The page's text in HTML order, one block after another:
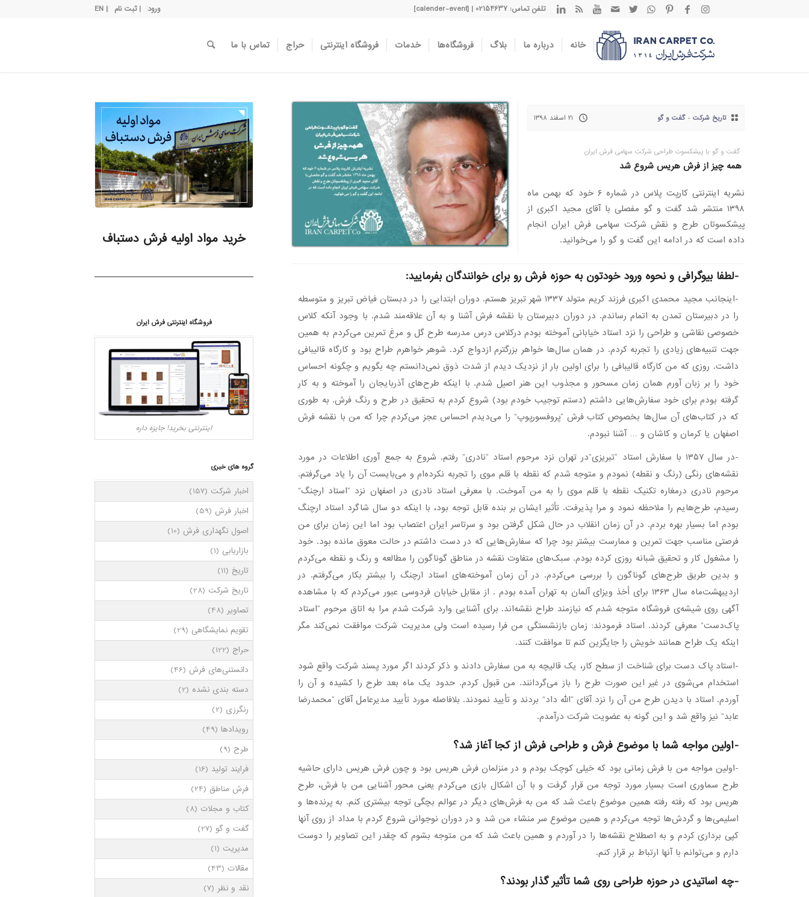
ورود | ثبت نام | EN تلفن تماس: 02154637 | [calender-event]
خانه درباره ما بلاگ فروشگاه‌ها خدمات فروشگاه اینترنتی حراج تماس با ما
تاریخ شرکت -گفت و گو ۲۱ اسفند ۱۳۹۸
گفت و گو با پیشکسوت طراحی شرکت سهامی فرش ایران
همه چیز از فرش هریس شروع شد
نشریه اینترنتی کارپت پلاس در شماره ۶ خود که بهمن ماه
۱۳۹۸ منتشر شد گفت و گو مفصلی با آقای مجید اکبری از
پیشکسوتان طرح و نقش شرکت سهامی فرش ایران انجام
داده است که در ادامه این گفت و گو را می‌خوانید.
-لطفا بیوگرافی و نحوه ورود خودتون به حوزه فرش رو برای خوانندگان بفرمایید:
-اینجانب مجید محمدی اکبری فرزند کریم متولد ۱۳۳۷ شهر تبریز هستم. دوران ابتدایی را در دبستان فیاض تبریز و متوسطه
را در دبیرستان تمدن به اتمام رساندم. در دوران دبیرستان با نقشه فرش آشنا و به آن علاقه‌مند شدم. با وجود آنکه کلاس
خصوصی نقاشی و طراحی را نزد استاد خیابانی آموخته بودم درکلاس درس مدرسه طرح گل و مرغ تمرین می‌کردم به همین
جهت تنبیه‌های زیادی را تجربه کردم. در همان سال‌ها خواهر بزرگترم ازدواج کرد. شوهر خواهرم طراح بود و کارگاه قالیبافی
داشت. روزی که من کارگاه قالیبافی را برای اولین بار از نزدیک دیدم از شدت ذوق نمی‌دانستم چه بگویم و چگونه احساس
خود را بر زبان آورم همان زمان مسحور و مجذوب این هنر اصیل شدم. با اینکه طرح‌های آذربایجان را آموخته و به کار
گرفته بودم برای خود سفارش‌هایی داشتم (دستم توجیب خودم بود) شروع کردم به تحقیق در طرح و رنگ فرش. به طوری
که در کتاب‌های آن سال‌ها بخصوص کتاب فرش “پروفسورپوپ” را می‌دیدم احساس عجز می‌کردم چرا که من با نقشه فرش
اصفهان یا کرمان و کاشان و … آشنا نبودم.
-در سال ۱۳۵۷ با سفارش استاد “تبریزی”در تهران نزد مرحوم استاد “نادری” رفتم. شروع به جمع آوری اطلاعات در مورد
نقشه‌های رنگی (رنگ و نقطه) نمودم و متوجه شدم که نقطه با قلم موی را تجربه نکرده‌ام و می‌بایست آن را یاد می‌گرفتم.
مرحوم نادری درمغاره تکنیک نقطه با قلم موی را به من آموخت. با معرفی استاد نادری در اصفهان نزد “استاد ارچنگ”
رسیدم، طرح‌هایم را ملاحظه نمود و مرا پذیرفت. تأثیر ایشان بر بنده قابل توجه بود، با اینکه دو سال شاگرد استاد ارچنگ
بودم اما بسیار بهره بردم. در آن زمان انقلاب در حال شکل گرفتن بود و سرتاسر ایران اعتصاب بود اما این زمان برای من
فرصتی مناسب جهت تمرین و ممارست بیشتر بود چرا که سفارش‌هایی که در دست داشتم در حالت معوق مانده بود. خود
را مشغول کار و تحقیق شبانه روزی کرده بودم. سبک‌های متفاوت نقشه در مناطق گوناگون را مطالعه و رنگ و نقطه می‌کردم
و بدین طریق طرح‌های گوناگون را بررسی می‌کردم. در آن زمان آموخته‌های استاد ارچنگ را بیشتر بکار می‌گرفتم. در
اردیبهشت‌ماه سال ۱۳۶۳ برای أخذ ویزای آلمان به تهران آمده بودم . از مقابل خیابان فردوسی عبور می‌کردم که با مشاهده
آگهی روی شیشه‌ی فروشگاه متوجه شدم که نیازمند طراح نقشه‌اند. برای آشنایی وارد شرکت شدم مرا به اتاق مرحوم “استاد
پاک‌دست” معرفی کردند. استاد فرمودند: زمان بازنشستگی من فرا رسیده است ولی مدیریت شرکت موافقت نمی‌کند مگر
اینکه یک طراح همانند خویش را جایگزین کنم تا موافقت کنند.
-استاد پاک دست برای شناخت از سطح کار، یک قالیچه به من سفارش دادند و ذکر کردند اگر مورد پسند شرکت واقع شود
استخدام می‌شوی در غیر این صورت طرح را باز می‌گردانند. من قبول کردم. حدود یک ماه بعد طرح را کشیده و آن را
آوردم. استاد با دیدن طرح من آن را نزد آقای “الله داد” بردند و تأیید نمودند. بلافاصله مورد تأیید مدیرعامل آقای “محمدرضا
عابد” نیز واقع شد و این گونه به عضویت شرکت درآمدم.
-اولین مواجه شما با موضوع فرش و طراحی فرش از کجا آغاز شد؟
-اولین مواجه من با فرش زمانی بود که خیلی کوچک بودم و در منزلمان فرش هریس بود و چون فرش هریس دارای حاشیه
طرح سماوری است بسیار مورد توجه من قرار گرفت و با آن اشکال بازی می‌کردم یعنی محور آشنایی من با فرش، طرح
هریس بود که رفته رفته همین موضوع باعث شد که من به فرش‌های دیگر در عوالم بچگی توجه بیشتری کنم. به پرنده‌ها و
اسلیمی‌ها و گردش‌ها توجه می‌کردم و همین موضوع سر منشاء من شد و در دوران نوجوانی شروع کردم با مداد از روی آنها
کپی برداری کردم و به‌ اصطلاح نقشه‌ها را در آوردم و همین باعث شد که من متوجه بشوم که چقدر این تصاویر را دوست
دارم و می‌توانم با آنها ارتباط بر قرار کنم.
-چه اساتیدی در حوزه طراحی روی شما تأثیر گذار بودند؟
خرید مواد اولیه فرش دستباف
فروشگاه اینترنتی فرش ایران
اینترنتی بخرید! جایزه داره
گروه های خبری
اخبار شرکت (157)
اخبار فرش (59)
اصول نگهداری فرش (10)
بازاریابی (1)
تاریخ (11)
تاریخ شرکت (28)
تصاویر (48)
تقویم نمایشگاهی (29)
حراج (122)
دانستنی‌های فرش (46)
دسته بندی نشده (2)
رنگرزی (2)
رویدادها(49)
طرح (9)
فرایند تولید (16)
فرش مناطق (24)
کتاب و مجلات (8)
گفت و گو (27)
مدیریت (1)
مقالات (43)
نقد و نظر (7)